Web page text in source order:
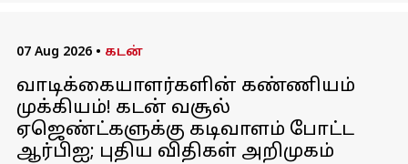
07 Aug 2026 • கடன்
வாடிக்கையாளர்களின் கண்ணியம்
முக்கியம்! கடன் வசூல்
ஏஜெண்ட்களுக்கு கடிவாளம் போட்ட
ஆர்பிஐ; புதிய விதிகள் அறிமுகம்